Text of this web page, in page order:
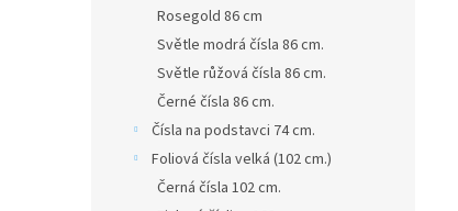
Rosegold 86 cm
Světle modrá čísla 86 cm.
Světle růžová čísla 86 cm.
Černé čísla 86 cm.
Čísla na podstavci 74 cm.
Foliová čísla velká (102 cm.)
Černá čísla 102 cm.